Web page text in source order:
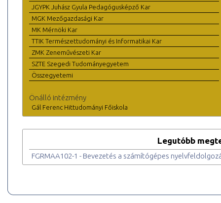
JGYPK Juhász Gyula Pedagógusképző Kar
MGK Mezőgazdasági Kar
MK Mérnöki Kar
TTIK Természettudományi és Informatikai Kar
ZMK Zeneművészeti Kar
SZTE Szegedi Tudományegyetem
Összegyetemi
Önálló intézmény
Gál Ferenc Hittudományi Főiskola
Legutóbb
FGRMAA102-1 - Bevezetés a számítógépes